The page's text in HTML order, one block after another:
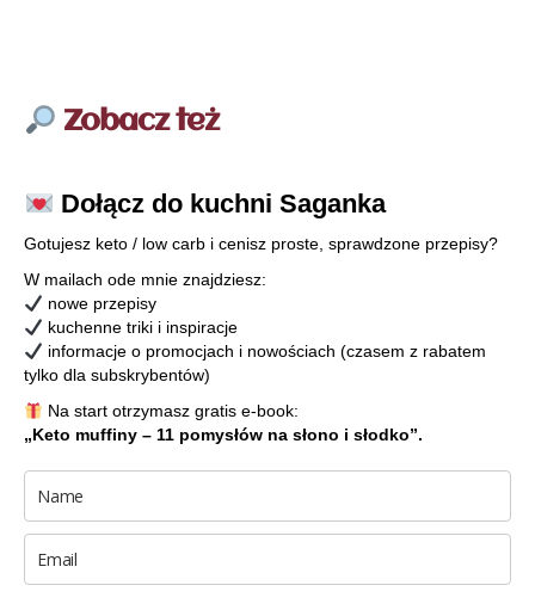
Zobacz też
Dołącz do kuchni Saganka
Gotujesz keto / low carb i cenisz proste, sprawdzone przepisy?
W mailach ode mnie znajdziesz:
nowe przepisy
kuchenne triki i inspiracje
informacje o promocjach i nowościach (czasem z rabatem
tylko dla subskrybentów)
Na start otrzymasz gratis e-book:
„Keto muffiny – 11 pomysłów na słono i słodko”.